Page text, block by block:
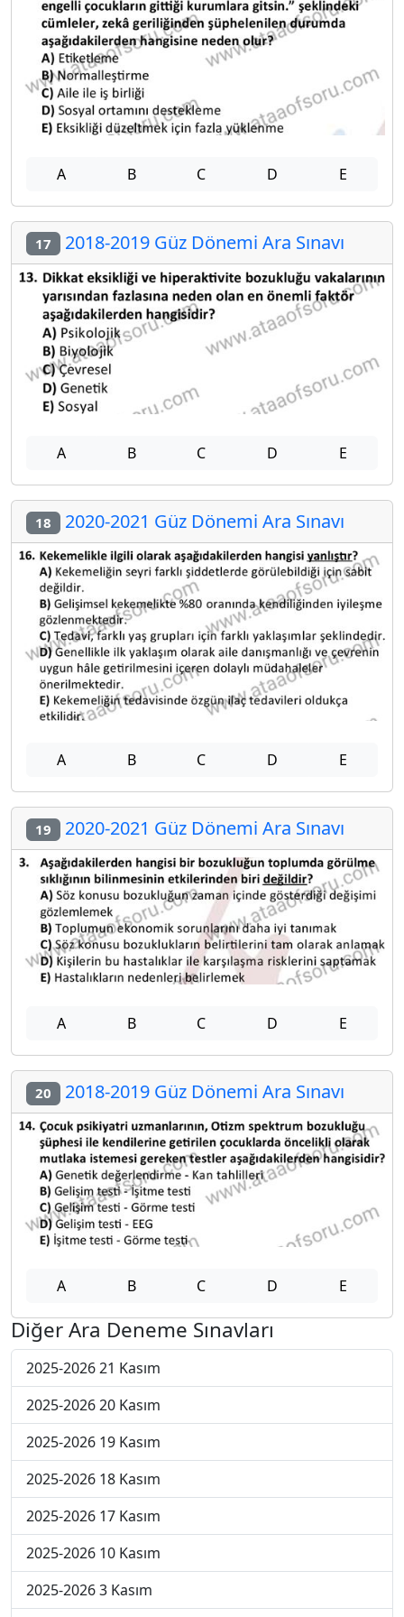
A B C D E
17 2018-2019 Güz Dönemi Ara Sınavı
A B C D E
18 2020-2021 Güz Dönemi Ara Sınavı
A B C D E
19 2020-2021 Güz Dönemi Ara Sınavı
A B C D E
20 2018-2019 Güz Dönemi Ara Sınavı
A B C D E
Diğer Ara Deneme Sınavları
2025-2026 21 Kasım
2025-2026 20 Kasım
2025-2026 19 Kasım
2025-2026 18 Kasım
2025-2026 17 Kasım
2025-2026 10 Kasım
2025-2026 3 Kasım